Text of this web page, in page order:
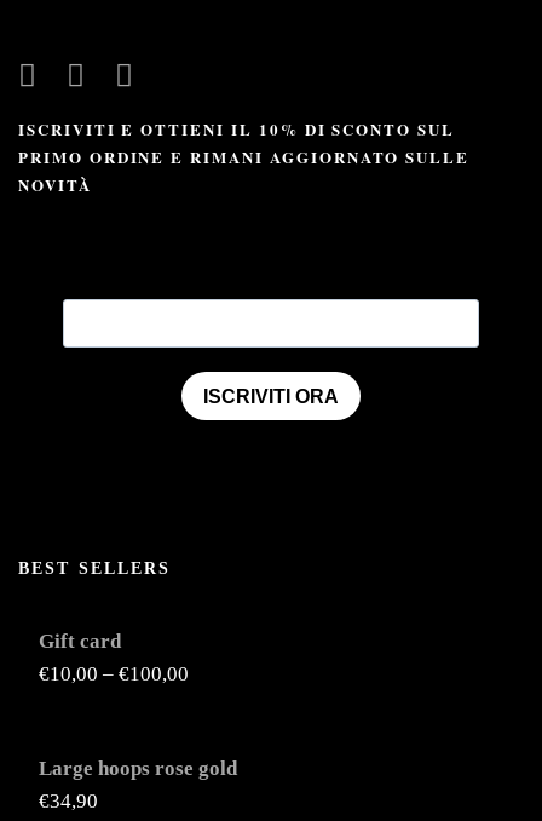
ISCRIVITI E OTTIENI IL 10% DI SCONTO SUL
PRIMO ORDINE E RIMANI AGGIORNATO SULLE
NOVITÀ
ISCRIVITI ORA
BEST SELLERS
Gift card
€10,00 – €100,00
Large hoops rose gold
€34,90